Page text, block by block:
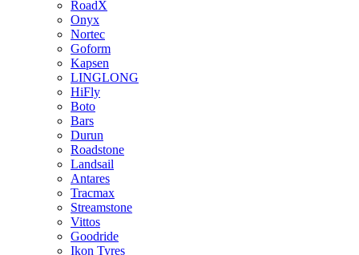
RoadX
Onyx
Nortec
Goform
Kapsen
LINGLONG
HiFly
Boto
Bars
Durun
Roadstone
Landsail
Antares
Tracmax
Streamstone
Vittos
Goodride
Ikon Tyres